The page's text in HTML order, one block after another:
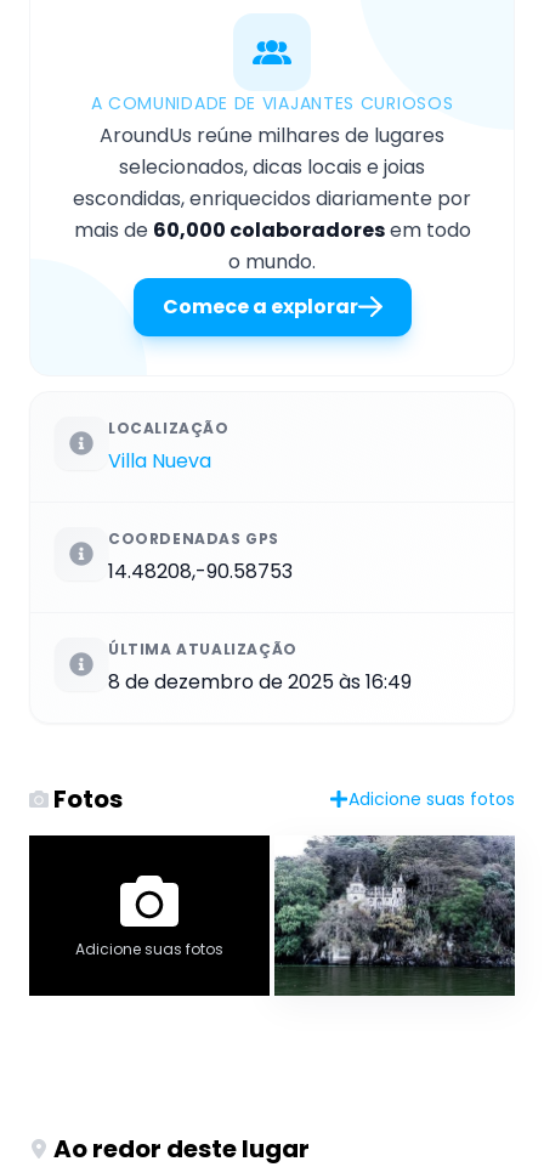
A COMUNIDADE DE VIAJANTES CURIOSOS
AroundUs reúne milhares de lugares
selecionados, dicas locais e joias
escondidas, enriquecidos diariamente por
mais de 60,000 colaboradoresem todo
o mundo.
Comece a explorar
LOCALIZAÇÃO
Villa Nueva
COORDENADAS GPS
14.48208,-90.58753
ÚLTIMA ATUALIZAÇÃO
8 de dezembro de 2025 às 16:49
Fotos Adicione suas fotos
Adicione suas fotos
Ao redor deste lugar